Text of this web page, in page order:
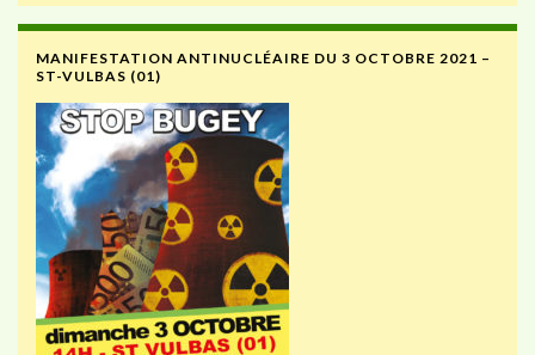
MANIFESTATION ANTINUCLÉAIRE DU 3 OCTOBRE 2021 –
ST-VULBAS (01)